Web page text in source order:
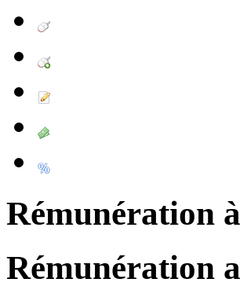
Rémunération
Rémunération